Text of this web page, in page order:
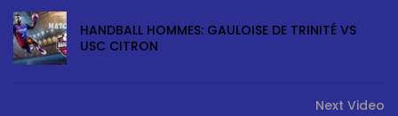
HANDBALL HOMMES: GAULOISE DE TRINITÉ VS
USC CITRON
Next Video